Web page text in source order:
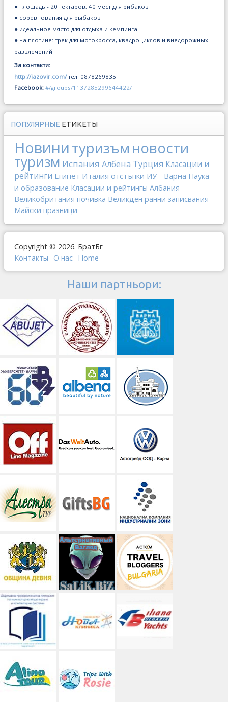
● площадь - 20 гектаров, 40 мест для рибаков
● соревнования для рыбаков
● идеальное място для отдыха и кемпинга
● на плотине: трек для мотокросса, квадроциклов и внедорожных
развлечений
За контакти:
http://iazovir.com/ тел. 0878269835
Facebook: #/groups/1137285299644422/
ПОПУЛЯРНЫЕ ЕТИКЕТЫ
Новинитуризъм новости
туризм Испания Албена Турция Класации и
рейтинги Египет Италия отстъпки ИУ - Варна Наука
и образование Класации и рейтингы Албания
Великобритания почивка Великден ранни записвания
Майски празници
Copyright © 2026. БратБг
Контакты
О наc Home
Наши партньори: